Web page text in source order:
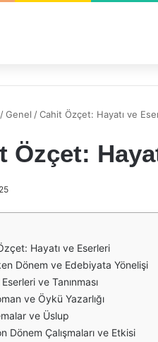
/Genel /Cahit Özçet: Hayatı ve
Özçet:
Hayatı ve Eserleri
Dönem ve Edebiyata Yönelişi
ve Tanınması
ve Öykü Yazarlığı
ve Üslup
Dönem Çalışmaları ve Etkisi